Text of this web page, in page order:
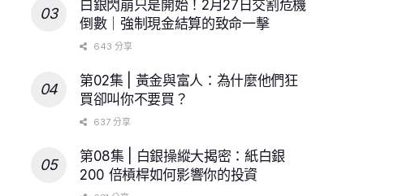
白銀閃崩只是開始！2月27日交割危機
倒數｜強制現金結算的致命一擊
643 分享
第02集 | 黃金與富人：為什麼他們狂
買卻叫你不要買？
637 分享
第08集 | 白銀操縱大揭密：紙白銀
200 倍槓桿如何影響你的投資